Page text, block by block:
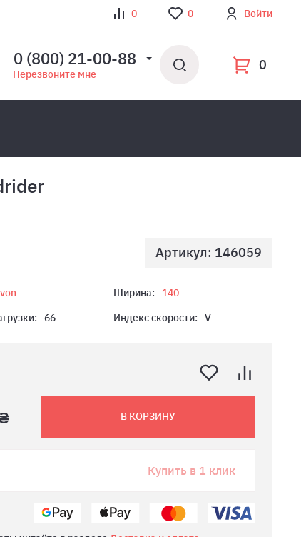
0 0 Войти
0 (800) 21-00-88
Перезвоните мне
0
Артикул: 146059
Ширина:
140
66 Индекс скорости: V
В КОРЗИНУ
Купить в 1 клик